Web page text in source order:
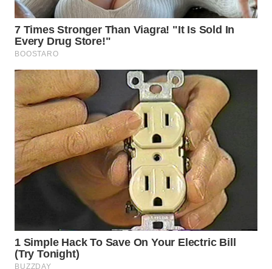
INDRAMAYU
WN
KUNINGAN
WN
MAJALENGKA
WN
SUBANG
WN
PURWAKARTA